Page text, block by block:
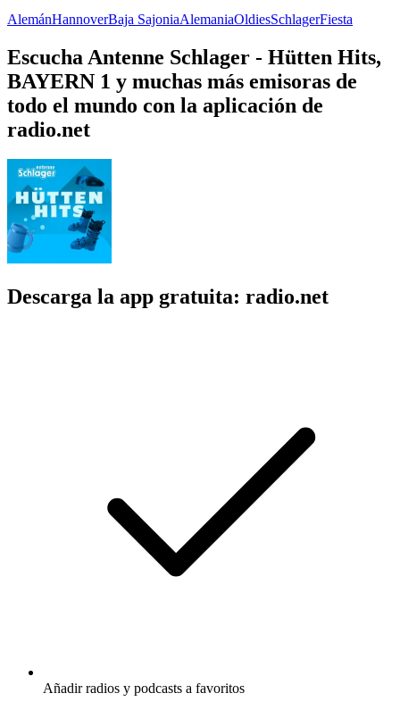
AlemánHannoverBaja SajoniaAlemaniaOldiesSchlagerFiesta
Escucha Antenne Schlager - Hütten Hits,
BAYERN 1 y muchas más emisoras de
todo el mundo con la aplicación de
radio.net
Descarga la app gratuita: radio.net
Añadir radios y podcasts a favoritos